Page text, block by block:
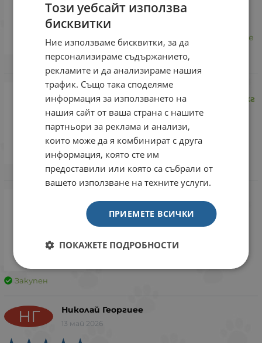
Закупен
Това беше подарък за нас, котките
бяха много доволни 😀ще го
поръчаме скоро
KittyDream соева котешка
тоалетна аромат ПРАСКОВА, 10кг
/ 24л, 2 х 24 л
Закупен
Супер е, ще поръчам отново!
Закупен
НГ Николай Георгиее
13 май 2026
Този уебсайт използва
бисквитки
Ние използваме бисквитки, за да
персонализираме съдържанието,
рекламите и да анализираме нашия
трафик. Също така споделяме
информация за използването на
нашия сайт от ваша страна с нашите
партньори за реклама и анализи,
които може да я комбинират с друга
информация, която сте им
предоставили или която са събрали от
вашето използване на техните услуги.
ПРИЕМЕТЕ ВСИЧКИ
ПОКАЖЕТЕ ПОДРОБНОСТИ